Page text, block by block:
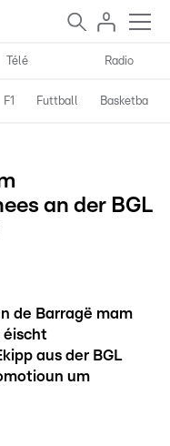
Télé Radio
F1 Futtball Basketball
an der BGL
de Barragë mam
éischt
aus der BGL
um